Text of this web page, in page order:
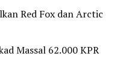
Red Fox dan Arctic
Massal 62.000 KPR